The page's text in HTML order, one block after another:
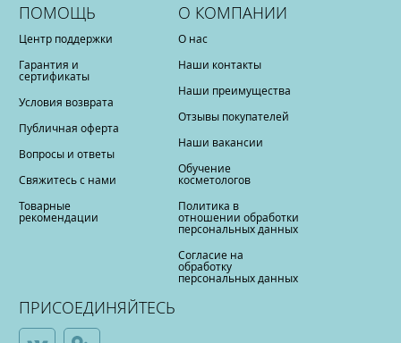
ПОМОЩЬ
Центр поддержки
Гарантия и
сертификаты
Условия возврата
Публичная оферта
Вопросы и ответы
Свяжитесь с нами
Товарные
рекомендации
О КОМПАНИИ
О нас
Наши контакты
Наши преимущества
Отзывы покупателей
Наши вакансии
Обучение
косметологов
Политика в
отношении обработки
персональных данных
Согласие на
обработку
персональных данных
ПРИСОЕДИНЯЙТЕСЬ